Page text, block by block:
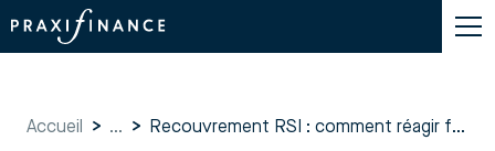
Accueil > ... > Recouvrement RSI : comment réagir face aux huissiers ?